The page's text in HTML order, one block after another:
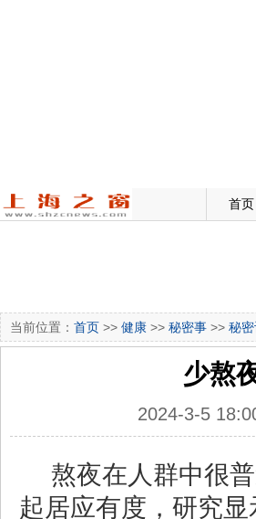
首页
当前位置： 首页 >> 健康 >> 秘密事 >> 秘
少熬
2024-3-5
熬夜在人群中很
起居应有度，研究